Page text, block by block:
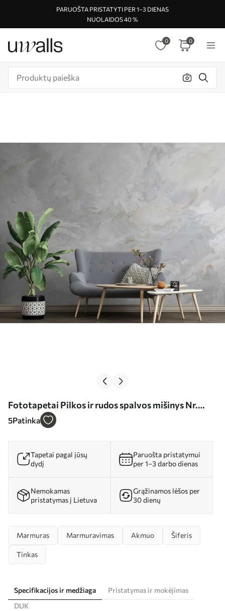
PARUOŠTA PRISTATYTI PER 1–3 DIENAS
NUOLAIDOS 40 %
0 0
Fototapetai Pilkos ir rudos spalvos mišinys Nr.
u93434
5Patinka
Tapetai pagal jūsų
dydį
Paruošta pristatymui
per 1–3 darbo dienas
Nemokamas
pristatymas į Lietuva
Grąžinamos lėšos per
30 dienų
Marmuras Marmuravimas Akmuo Šiferis
Tinkas
Specifikacijos ir medžiaga
Pristatymas ir mokėjimas
DUK